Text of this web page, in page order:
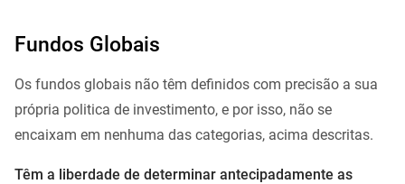
Fundos Globais
Os fundos globais não têm definidos com precisão a sua
própria politica de investimento, e por isso, não se
encaixam em nenhuma das categorias, acima descritas.
Têm a liberdade de determinar antecipadamente as